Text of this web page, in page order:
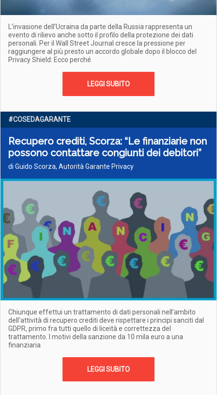
L’invasione dell’Ucraina da parte della Russia rappresenta un
evento di rilievo anche sotto il profilo della protezione dei dati
personali. Per il Wall Street Journal cresce la pressione per
raggiungere al più presto un accordo globale dopo il blocco del
Privacy Shield: Ecco perché
LEGGI SUBITO
#COSEDAGARANTE
Recupero crediti, Scorza: “Le finanziarie non
possono contattare congiunti dei debitori”
di Guido Scorza, Autorità Garante Privacy
Chiunque effettui un trattamento di dati personali nell’ambito
dell’attività di recupero crediti deve rispettare i principi sanciti dal
GDPR, primo fra tutti quello di liceità e correttezza del
trattamento. I motivi della sanzione da 10 mila euro a una
finanziaria
LEGGI SUBITO